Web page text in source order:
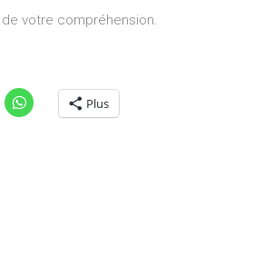
votre compréhension.
Plus